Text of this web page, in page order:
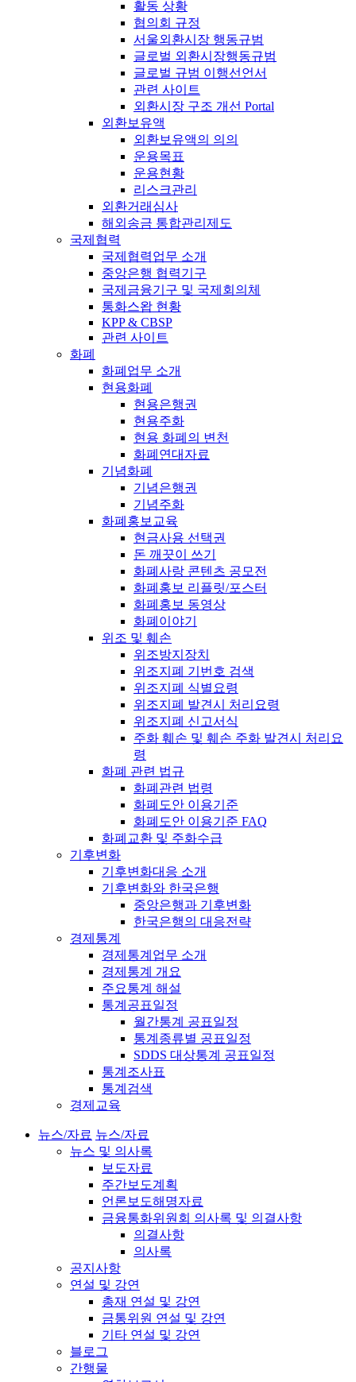
활동 상황
협의회 규정
서울외환시장 행동규범
글로벌 외환시장행동규범
글로벌 규범 이행선언서
관련 사이트
외환시장 구조 개선 Portal
외환보유액
외환보유액의 의의
운용목표
운용현황
리스크관리
외환거래심사
해외송금 통합관리제도
국제협력
국제협력업무 소개
중앙은행 협력기구
국제금융기구 및 국제회의체
통화스왑 현황
KPP & CBSP
관련 사이트
화폐
화폐업무 소개
현용화폐
현용은행권
현용주화
현용 화폐의 변천
화폐연대자료
기념화폐
기념은행권
기념주화
화폐홍보교육
현금사용 선택권
돈 깨끗이 쓰기
화폐사랑 콘텐츠 공모전
화폐홍보 리플릿/포스터
화폐홍보 동영상
화폐이야기
위조 및 훼손
위조방지장치
위조지폐 기번호 검색
위조지폐 식별요령
위조지폐 발견시 처리요령
위조지폐 신고서식
주화 훼손 및 훼손 주화 발견시 처리요
령
화폐 관련 법규
화폐관련 법령
화폐도안 이용기준
화폐도안 이용기준 FAQ
화폐교환 및 주화수급
기후변화
기후변화대응 소개
기후변화와 한국은행
중앙은행과 기후변화
한국은행의 대응전략
경제통계
경제통계업무 소개
경제통계 개요
주요통계 해설
통계공표일정
월간통계 공표일정
통계종류별 공표일정
SDDS 대상통계 공표일정
통계조사표
통계검색
경제교육
뉴스/자료 뉴스/자료
뉴스 및 의사록
보도자료
주간보도계획
언론보도해명자료
금융통화위원회 의사록 및 의결사항
의결사항
의사록
공지사항
연설 및 강연
총재 연설 및 강연
금통위원 연설 및 강연
기타 연설 및 강연
블로그
간행물